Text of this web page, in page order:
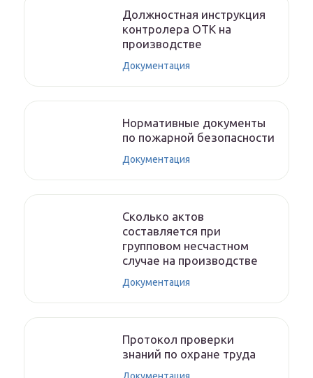
Должностная инструкция
контролера ОТК на
производстве
Документация
Нормативные документы
по пожарной безопасности
Документация
Сколько актов
составляется при
групповом несчастном
случае на производстве
Документация
Протокол проверки
знаний по охране труда